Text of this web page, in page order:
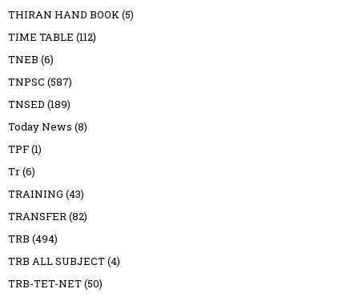
THIRAN HAND BOOK (5)
TIME TABLE (112)
TNEB (6)
TNPSC (587)
TNSED (189)
Today News (8)
TPF(1)
Tr(6)
TRAINING (43)
TRANSFER (82)
TRB (494)
TRB ALL SUBJECT(4)
TRB-TET-NET(50)